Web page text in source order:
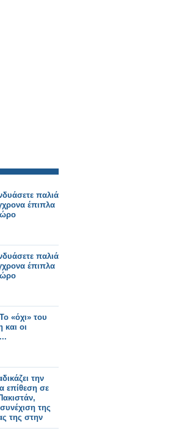
παλιά
έπιπλα
παλιά
έπιπλα
«όχι» του
και οι
την
επίθεση σε
της
της στην
της